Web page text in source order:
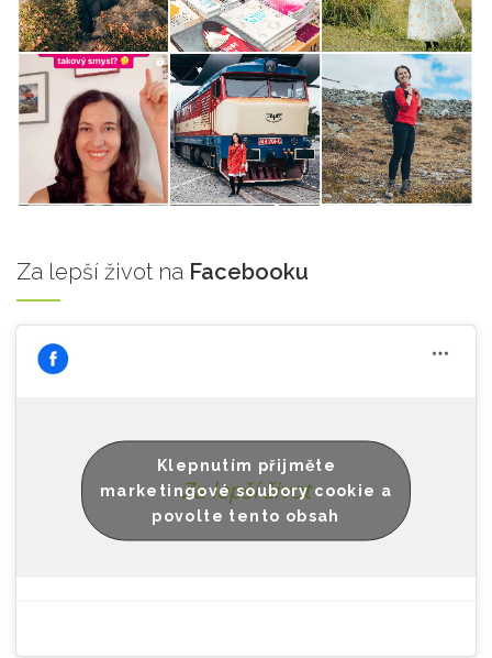
Za lepší život na Facebooku
Za lepší život
Klepnutím přijměte
marketingové soubory cookie a
povolte tento obsah